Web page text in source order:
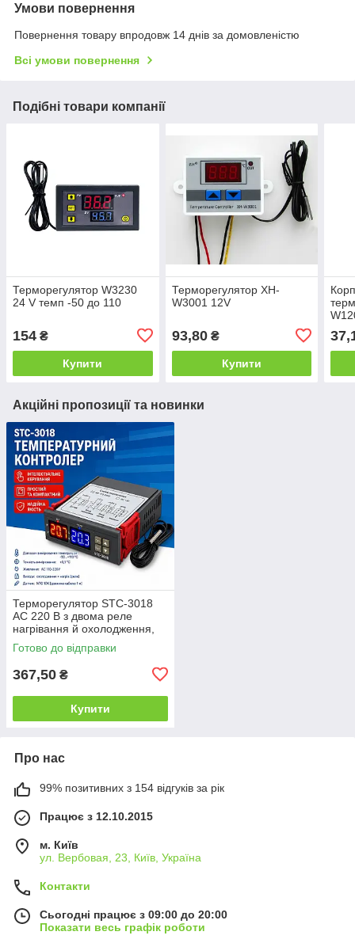
Умови повернення
Повернення товару впродовж 14 днів за домовленістю
Всі умови повернення
Подібні товари компанії
Терморегулятор W3230
24 V темп -50 до 110
154 ₴
Купити
Терморегулятор XH-
W3001 12V
93,80₴
Купити
Акційні пропозиції та новинки
Терморегулятор STC-3018
AC 220 В з двома реле
нагрівання й охолодження,
датчик NTC 1 м, 10 А
діапазон від -50 до 120 °C
Готово до відправки
367,50 ₴
Купити
Про нас
99% позитивних з 154 відгуків за рік
Працює з 12.10.2015
м. Київ
ул. Вербовая, 23, Київ, Україна
Контакти
Сьогодні працює з 09:00 до 20:00
Показати весь графік роботи